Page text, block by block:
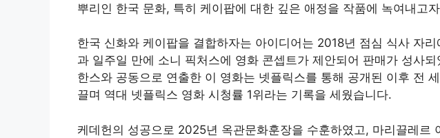
뿌리인 한국 문화, 특히 케이팝에 대한 깊은 애정을 작품에 녹여내고
한국 신화와 케이팝을 결합하자는 아이디어는 2018년 점심 식사 자
과 일주일 만에 소니 픽처스에 영화 콘셉트가 제안되어 판매가 성사
한스와 공동으로 연출한 이 영화는 넷플릭스를 통해 공개된 이후 전
끌며 역대 넷플릭스 영화 시청률 1위라는 기록을 세웠습니다.
케데헌의 성공으로 2025년 옥관문화훈장을 수훈하였고, 마리끌레르